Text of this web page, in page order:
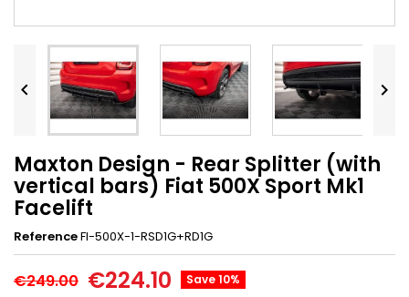
 
Maxton Design - Rear Splitter (with
vertical bars) Fiat 500X Sport Mk1
Facelift
ReferenceFI-500X-1-RSD1G+RD1G
€249.00 €224.10 Save 10%